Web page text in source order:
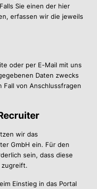
Sie einen der hier
erfassen wir die jeweils
oder per E-Mail mit uns
Daten zwecks
von Anschlussfragen
wir das
GmbH ein. Für den
sein, dass diese
zugreift.
Einstieg in das Portal